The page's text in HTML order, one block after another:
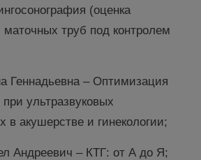
(оценка
труб под контролем
Геннадьевна – Оптимизация
ультразвуковых
в акушерстве и гинекологии;
Андреевич – КТГ: от А до Я;